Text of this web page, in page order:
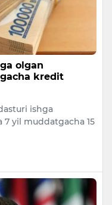
olgan
kredit
ishga
yil muddatgacha 15